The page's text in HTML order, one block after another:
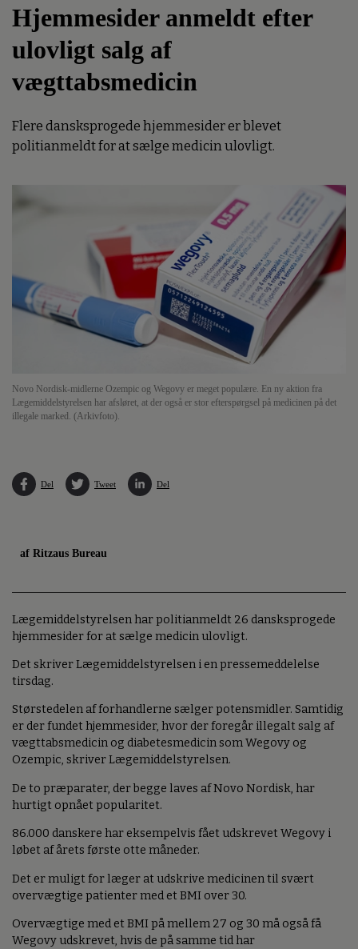
Hjemmesider anmeldt efter
ulovligt salg af
vægttabsmedicin
Flere dansksprogede hjemmesider er blevet
politianmeldt for at sælge medicin ulovligt.
Novo Nordisk-midlerne Ozempic og Wegovy er meget populære. En ny aktion fra
Lægemiddelstyrelsen har afsløret, at der også er stor efterspørgsel på medicinen på det
illegale marked. (Arkivfoto).
Del Tweet Del
af Ritzaus Bureau
Lægemiddelstyrelsen har politianmeldt 26 dansksprogede
hjemmesider for at sælge medicin ulovligt.
Det skriver Lægemiddelstyrelsen i en pressemeddelelse
tirsdag.
Størstedelen af forhandlerne sælger potensmidler. Samtidig
er der fundet hjemmesider, hvor der foregår illegalt salg af
vægttabsmedicin og diabetesmedicin som Wegovy og
Ozempic, skriver Lægemiddelstyrelsen.
De to præparater, der begge laves af Novo Nordisk, har
hurtigt opnået popularitet.
86.000 danskere har eksempelvis fået udskrevet Wegovy i
løbet af årets første otte måneder.
Det er muligt for læger at udskrive medicinen til svært
overvægtige patienter med et BMI over 30.
Overvægtige med et BMI på mellem 27 og 30 må også få
Wegovy udskrevet, hvis de på samme tid har